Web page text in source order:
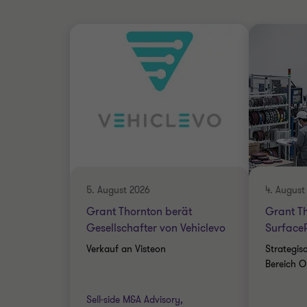
5. August 2026
Grant Thornton berät
Gesellschafter von Vehiclevo
Verkauf an Visteon
Sell-side M&A Advisory,
4.
Grant
Bereich